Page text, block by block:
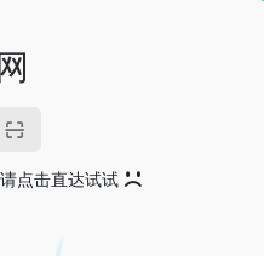
点击直达试试